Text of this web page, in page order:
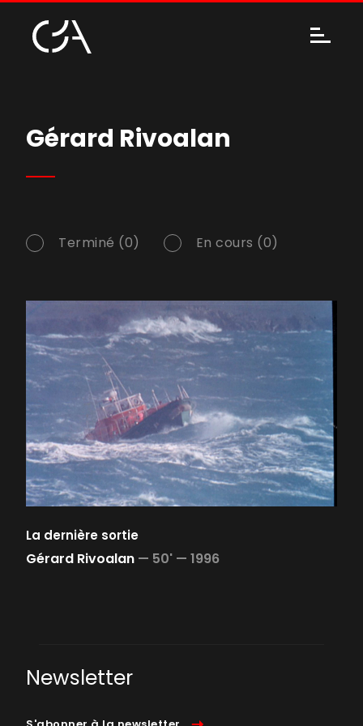
Gérard Rivoalan
Terminé (0) En cours (0)
La dernière sortie
Gérard Rivoalan — 50' — 1996
Newsletter